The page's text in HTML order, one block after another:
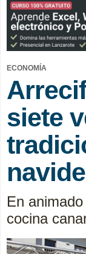
ECONOMÍA
siete
En
cocina